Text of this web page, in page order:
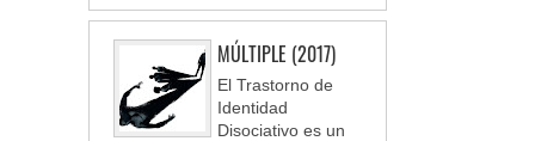
MÚLTIPLE (2017)
El Trastorno de
Identidad
Disociativo es un